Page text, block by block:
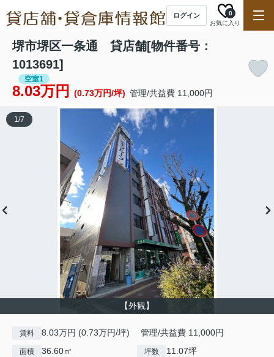
ログイン
お気に入り
0
堺市堺区一条通 貸店舗[物件番号：
1013691]
空室1
8.03万円 (0.73万円/坪) 管理/共益費 11,000円
【外観】
1/7
賃料 8.03万円 (0.73万円/坪) 管理/共益費 11,000円
面積 36.60㎡ 坪数 11.07坪